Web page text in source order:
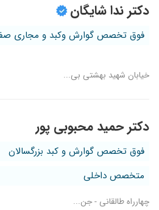
دکتر ندا شایگان
فوق تخصص گوارش وکبد و مجاری
خیابان شهید بهشتی بی...
دکتر حمید محبوبی پور
فوق تخصص گوارش و کبد بزرگسالان
متخصص داخلی
چهارراه طالقانی - جن...